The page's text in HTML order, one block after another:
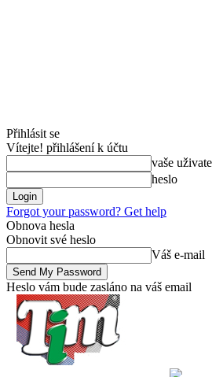
Přihlásit se
Vítejte! přihlášení k účtu
vaše
heslo
Forgot your password? Get help
Obnova hesla
Obnovit své heslo
Váš e-mail
Heslo vám bude zasláno na váš email